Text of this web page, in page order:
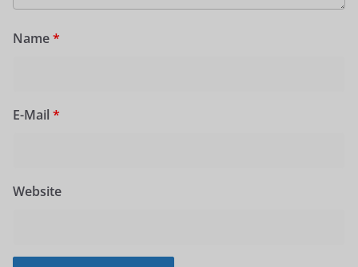
Name*
E-Mail *
Website